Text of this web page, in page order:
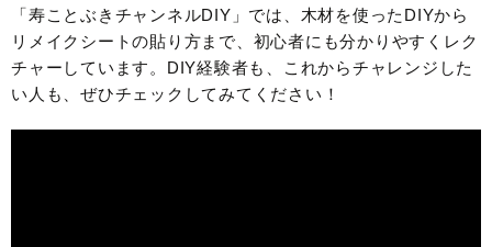
「寿ことぶきチャンネルDIY」では、木材を使ったDIYから
リメイクシートの貼り方まで、初心者にも分かりやすくレク
チャーしています。DIY経験者も、これからチャレンジした
い人も、ぜひチェックしてみてください！